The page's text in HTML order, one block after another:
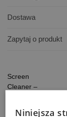
Dostawa
Zapytaj o produkt
Screen
Cleaner –
Niniejsza